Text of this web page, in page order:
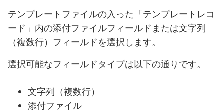
テンプレートファイルの入った「テンプレートレコ
ード」内の添付ファイルフィールドまたは文字列
（複数行）フィールドを選択します。
選択可能なフィールドタイプは以下の通りです。
文字列（複数行）
添付ファイル